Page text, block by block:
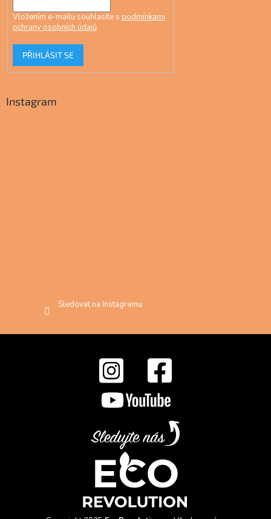
Vložením e-mailu souhlasíte s podmínkami
ochrany osobních údajů
PŘIHLÁSIT SE
Instagram
Sledovat na Instagramu